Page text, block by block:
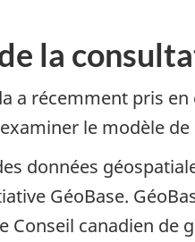
la
a récemment pris
le modèle de
données
GéoBase.
Conseil canadien de